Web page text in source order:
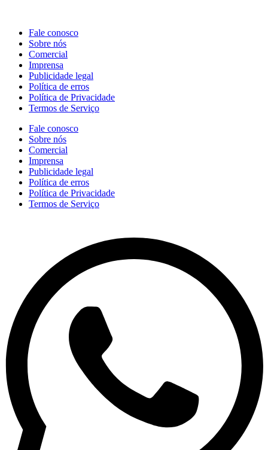
Fale conosco
Sobre nós
Comercial
Imprensa
Publicidade legal
Política de erros
Política de Privacidade
Termos de Serviço
Fale conosco
Sobre nós
Comercial
Imprensa
Publicidade legal
Política de erros
Política de Privacidade
Termos de Serviço